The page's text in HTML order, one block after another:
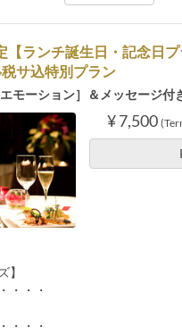
【ランチ誕生日・記念日
サ込特別プラン
モーション］＆メッセージ付
¥ 7,500
】
・・・
・・・